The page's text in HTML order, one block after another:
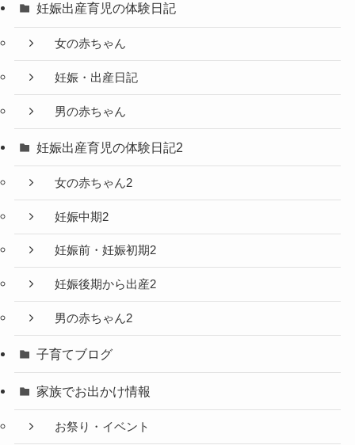
妊娠出産育児の体験日記
女の赤ちゃん
妊娠・出産日記
男の赤ちゃん
妊娠出産育児の体験日記2
女の赤ちゃん2
妊娠中期2
妊娠前・妊娠初期2
妊娠後期から出産2
男の赤ちゃん2
子育てブログ
家族でお出かけ情報
お祭り・イベント